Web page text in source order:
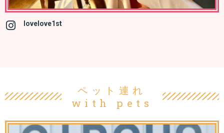
lovelove1st
ペット連れ
with pets